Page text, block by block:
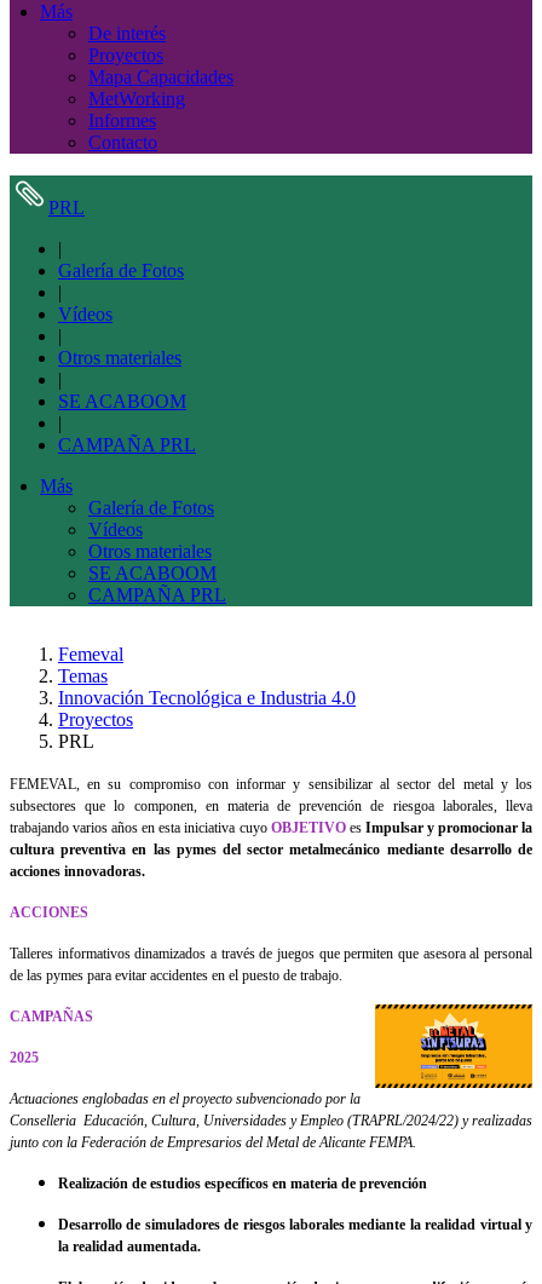
Más
De interés
Proyectos
Mapa Capacidades
MetWorking
Informes
Contacto
PRL
|
Galería de Fotos
|
Vídeos
|
Otros materiales
|
SE ACABOOM
|
CAMPAÑA PRL
Más
Galería de Fotos
Vídeos
Otros materiales
SE ACABOOM
CAMPAÑA PRL
Femeval
Temas
Innovación Tecnológica e Industria 4.0
Proyectos
PRL
FEMEVAL, en su compromiso con informar y sensibilizar al sector del metal y los
subsectores que lo componen, en materia de prevención de riesgoa laborales, lleva
trabajando varios años en esta iniciativa cuyo OBJETIVO esImpulsar y promocionar la
cultura preventiva en las pymes del sector metalmecánico mediante desarrollo de
acciones innovadoras.
ACCIONES
Talleres informativos dinamizados a través de juegos que permiten que asesora al personal
de las pymes para evitar accidentes en el puesto de trabajo.
CAMPAÑAS
2025
Actuaciones englobadas en el proyecto subvencionado por la
Conselleria Educación, Cultura, Universidades y Empleo (TRAPRL/2024/22) y realizadas
junto con la Federación de Empresarios del Metal de Alicante FEMPA.
Realización de estudios específicos en materia de prevención
Desarrollo de simuladores de riesgos laborales mediante la realidad virtual y
la realidad aumentada.